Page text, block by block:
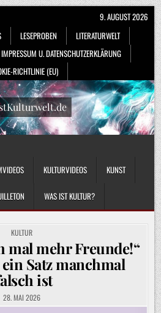
LESEPROBEN
LITERATURWELT
IMPRESSUM U. DATENSCHUTZERKLÄRUNG
RICHTLINIE (EU)
9. AUGUST 2026
KULTURVIDEOS KUNST
WAS IST KULTUR?
POSTED
IN
KULTUR
mal mehr Freunde!“
Satz manchmal
ist
28. MAI 2026